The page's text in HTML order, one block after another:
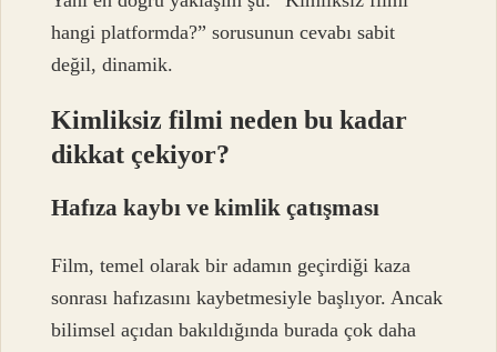
hangi platformda?” sorusunun cevabı sabit
değil, dinamik.
Kimliksiz filmi neden bu kadar
dikkat çekiyor?
Hafıza kaybı ve kimlik çatışması
Film, temel olarak bir adamın geçirdiği kaza
sonrası hafızasını kaybetmesiyle başlıyor. Ancak
bilimsel açıdan bakıldığında burada çok daha